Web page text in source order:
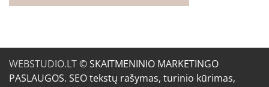
WEBSTUDIO.LT© SKAITMENINIO MARKETINGO
PASLAUGOS. SEO tekstų rašymas, turinio kūrimas,